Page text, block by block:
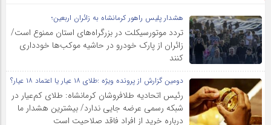
هشدار پلیس راهور کرمانشاه به زائران اربعین؛
تردد موتورسیکلت در بزرگراه‌های استان ممنوع است/
زائران از پارک خودرو در حاشیه موکب‌ها خودداری
کنند
دومین گزارش از پرونده ویژه :طلای ۱۸ عیار یا اعتماد ۱۸ عیار؟
رئیس اتحادیه طلافروشان کرمانشاه: طلای کم‌عیار در
شبکه رسمی عرضه جایی ندارد/ بیشترین هشدار ما
درباره خرید از افراد فاقد صلاحیت است